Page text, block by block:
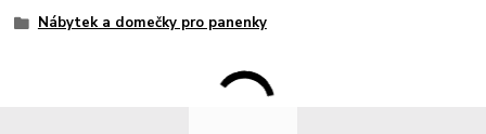
Nábytek a domečky pro panenky